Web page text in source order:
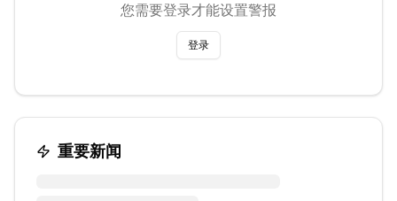
您需要登录才能设置警报
登录
重要新闻